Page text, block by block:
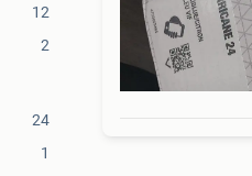
12
2
24
1